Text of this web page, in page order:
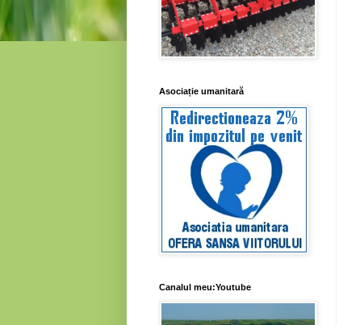
Asociație umanitară
Canalul meu:Youtube